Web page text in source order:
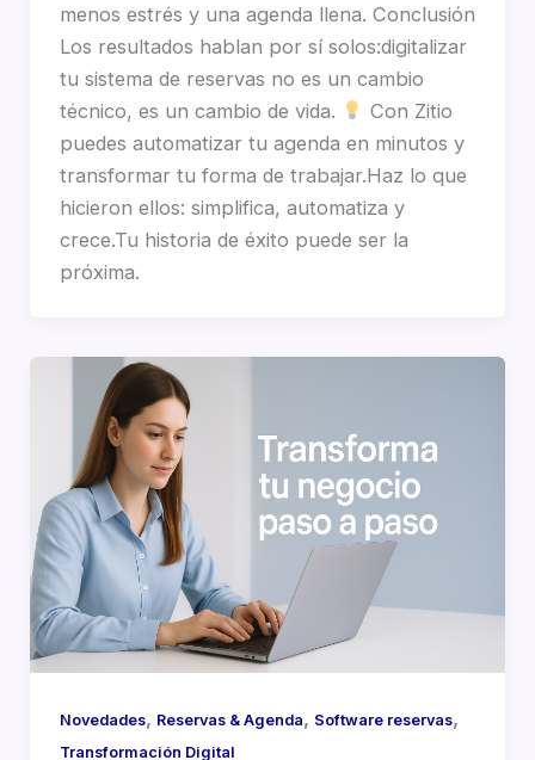
menos estrés y una agenda llena. Conclusión
Los resultados hablan por sí solos:digitalizar
tu sistema de reservas no es un cambio
técnico, es un cambio de vida.
Con Zitio
puedes automatizar tu agenda en minutos y
transformar tu forma de trabajar.Haz lo que
hicieron ellos: simplifica, automatiza y
crece.Tu historia de éxito puede ser la
próxima.
Novedades, Reservas & Agenda, Software reservas,
Transformación Digital